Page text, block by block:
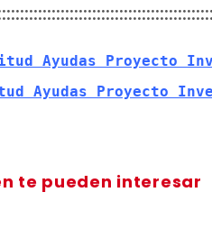
Ayudas Proyecto
Ayudas Proyecto
te pueden interesar